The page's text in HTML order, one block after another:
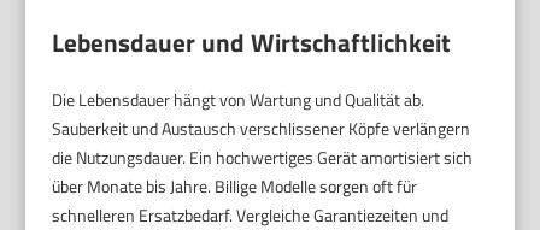
Lebensdauer und Wirtschaftlichkeit
Die Lebensdauer hängt von Wartung und Qualität ab.
Sauberkeit und Austausch verschlissener Köpfe verlängern
die Nutzungsdauer. Ein hochwertiges Gerät amortisiert sich
über Monate bis Jahre. Billige Modelle sorgen oft für
schnelleren Ersatzbedarf. Vergleiche Garantiezeiten und